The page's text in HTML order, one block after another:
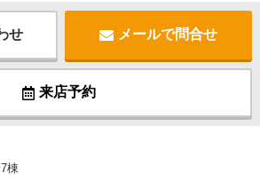
せ メールで問合せ
来店予約
棟